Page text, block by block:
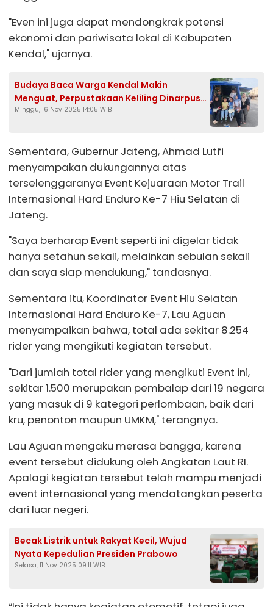
"Even ini juga dapat mendongkrak potensi
ekonomi dan pariwisata lokal di Kabupaten
Kendal," ujarnya.
Budaya Baca Warga Kendal Makin
Menguat, Perpustakaan Keliling Dinarpus
Selalu Diburu Pengunjung
Minggu, 16 Nov 2025 14:05 WIB
Sementara, Gubernur Jateng, Ahmad Lutfi
menyampakan dukungannya atas
terselenggaranya Event Kejuaraan Motor Trail
Internasional Hard Enduro Ke-7 Hiu Selatan di
Jateng.
"Saya berharap Event seperti ini digelar tidak
hanya setahun sekali, melainkan sebulan sekali
dan saya siap mendukung," tandasnya.
Sementara itu, Koordinator Event Hiu Selatan
Internasional Hard Enduro Ke-7, Lau Aguan
menyampaikan bahwa, total ada sekitar 8.254
rider yang mengikuti kegiatan tersebut.
"Dari jumlah total rider yang mengikuti Event ini,
sekitar 1.500 merupakan pembalap dari 19 negara
yang masuk di 9 kategori perlombaan, baik dari
kru, penonton maupun UMKM," terangnya.
Lau Aguan mengaku merasa bangga, karena
event tersebut didukung oleh Angkatan Laut RI.
Apalagi kegiatan tersebut telah mampu menjadi
event internasional yang mendatangkan peserta
dari luar negeri.
Becak Listrik untuk Rakyat Kecil, Wujud
Nyata Kepedulian Presiden Prabowo
Selasa, 11 Nov 2025 09:11 WIB